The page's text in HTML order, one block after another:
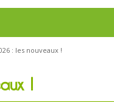
: les nouveaux !
!